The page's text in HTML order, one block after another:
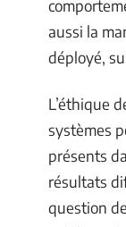
aussi la
déployé,
L’éthique
systèmes
présents
résultats
question